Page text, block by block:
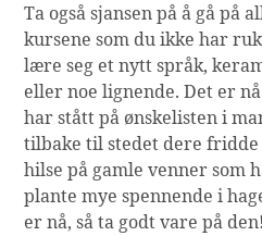
Ta også sjansen på å gå på
kursene som du ikke har
lære seg et nytt språk,
eller noe lignende. Det er
har stått på ønskelisten i
tilbake til stedet dere
hilse på gamle venner som
plante mye spennende i
er nå, så ta godt vare på den!